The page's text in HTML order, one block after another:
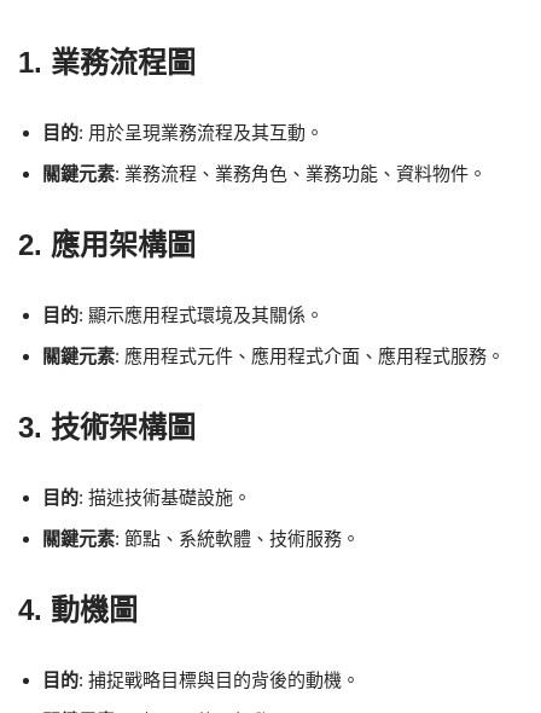
1. 業務流程圖
目的: 用於呈現業務流程及其互動。
關鍵元素: 業務流程、業務角色、業務功能、資料物件。
2. 應用架構圖
目的: 顯示應用程式環境及其關係。
關鍵元素: 應用程式元件、應用程式介面、應用程式服務。
3. 技術架構圖
目的: 描述技術基礎設施。
關鍵元素: 節點、系統軟體、技術服務。
4. 動機圖
目的: 捕捉戰略目標與目的背後的動機。